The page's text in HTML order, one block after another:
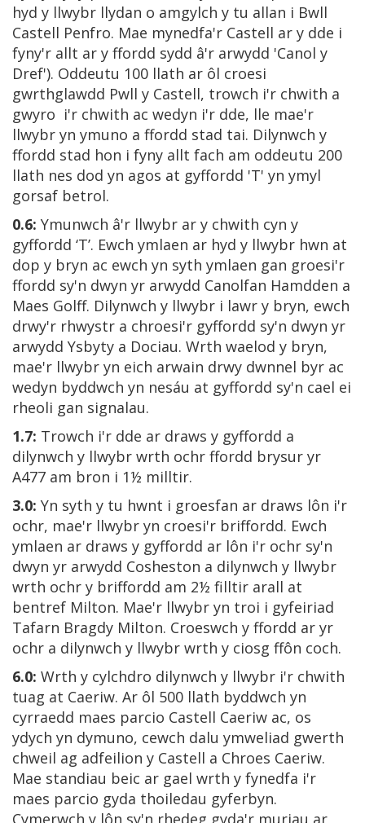
hyd y llwybr llydan o amgylch y tu allan i Bwll
Castell Penfro. Mae mynedfa'r Castell ar y dde i
fyny'r allt ar y ffordd sydd â'r arwydd 'Canol y
Dref'). Oddeutu 100 llath ar ôl croesi
gwrthglawdd Pwll y Castell, trowch i'r chwith a
gwyro i'r chwith ac wedyn i'r dde, lle mae'r
llwybr yn ymuno a ffordd stad tai. Dilynwch y
ffordd stad hon i fyny allt fach am oddeutu 200
llath nes dod yn agos at gyffordd 'T' yn ymyl
gorsaf betrol.
0.6: Ymunwch â'r llwybr ar y chwith cyn y
gyffordd ‘T’. Ewch ymlaen ar hyd y llwybr hwn at
dop y bryn ac ewch yn syth ymlaen gan groesi'r
ffordd sy'n dwyn yr arwydd Canolfan Hamdden a
Maes Golff. Dilynwch y llwybr i lawr y bryn, ewch
drwy'r rhwystr a chroesi'r gyffordd sy'n dwyn yr
arwydd Ysbyty a Dociau. Wrth waelod y bryn,
mae'r llwybr yn eich arwain drwy dwnnel byr ac
wedyn byddwch yn nesáu at gyffordd sy'n cael ei
rheoli gan signalau.
1.7: Trowch i'r dde ar draws y gyffordd a
dilynwch y llwybr wrth ochr ffordd brysur yr
A477 am bron i 1½ milltir.
3.0: Yn syth y tu hwnt i groesfan ar draws lôn i'r
ochr, mae'r llwybr yn croesi'r briffordd. Ewch
ymlaen ar draws y gyffordd ar lôn i'r ochr sy'n
dwyn yr arwydd Cosheston a dilynwch y llwybr
wrth ochr y briffordd am 2½ filltir arall at
bentref Milton. Mae'r llwybr yn troi i gyfeiriad
Tafarn Bragdy Milton. Croeswch y ffordd ar yr
ochr a dilynwch y llwybr wrth y ciosg ffôn coch.
6.0: Wrth y cylchdro dilynwch y llwybr i'r chwith
tuag at Caeriw. Ar ôl 500 llath byddwch yn
cyrraedd maes parcio Castell Caeriw ac, os
ydych yn dymuno, cewch dalu ymweliad gwerth
chweil ag adfeilion y Castell a Chroes Caeriw.
Mae standiau beic ar gael wrth y fynedfa i'r
maes parcio gyda thoiledau gyferbyn.
Cymerwch y lôn sy'n rhedeg gyda'r muriau ar